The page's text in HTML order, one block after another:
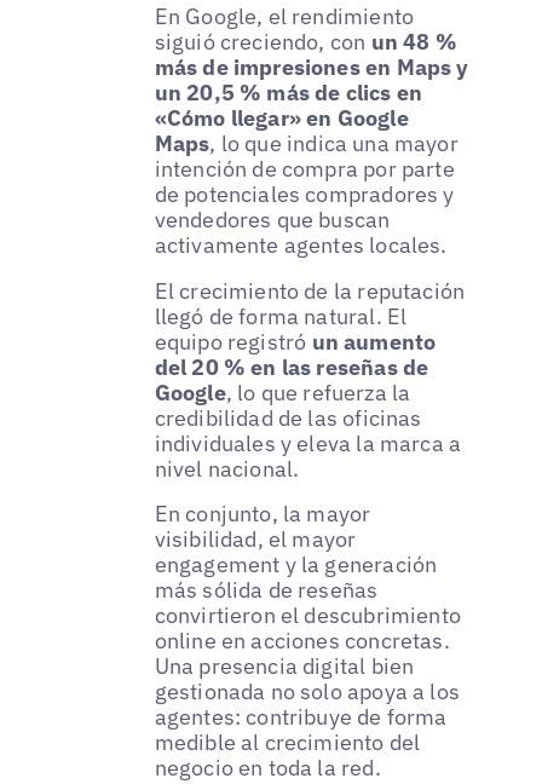
En Google, el rendimiento
siguió creciendo, con un 48 %
más de impresiones en Maps y
un 20,5 % más de clics en
«Cómo llegar» en Google
Maps, lo que indica una mayor
intención de compra por parte
de potenciales compradores y
vendedores que buscan
activamente agentes locales.
El crecimiento de la reputación
llegó de forma natural. El
equipo registró un aumento
del 20 % en las reseñas de
Google, lo que refuerza la
credibilidad de las oficinas
individuales y eleva la marca a
nivel nacional.
En conjunto, la mayor
visibilidad, el mayor
engagement y la generación
más sólida de reseñas
convirtieron el descubrimiento
online en acciones concretas.
Una presencia digital bien
gestionada no solo apoya a los
agentes: contribuye de forma
medible al crecimiento del
negocio en toda la red.